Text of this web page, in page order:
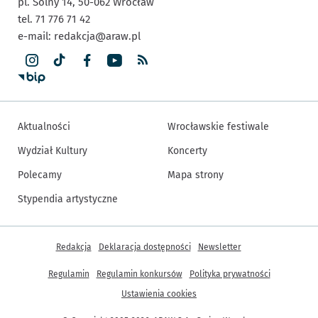
tel. 71 776 71 42
e-mail: redakcja@araw.pl
Aktualności
Wydział Kultury
Polecamy
Stypendia artystyczne
Wrocławskie festiwale
Koncerty
Mapa strony
Inne informacje
Redakcja Deklaracja dostępności Newsletter
Regulamin Regulamin konkursów
Polityka prywatności
Ustawienia cookies